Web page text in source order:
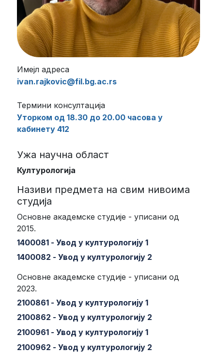
Имејл адреса
ivan.rajkovic@fil.bg.ac.rs
Термини консултација
Уторком од 18.30 до 20.00 часова у
кабинету 412
Ужа научна област
Културологија
Називи предмета на свим нивоима
студија
Основне академске студије - уписани од
2015.
1400081 - Увод у културологију 1
1400082 - Увод у културологију 2
Основне академске студије - уписани од
2023.
2100861 - Увод у културологију 1
2100862 - Увод у културологију 2
2100961 - Увод у културологију 1
2100962 - Увод у културологију 2